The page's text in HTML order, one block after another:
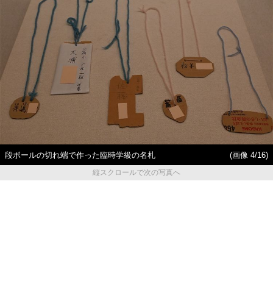
段ボールの切れ端で作った臨時学級の名札
(画像 4/16)
縦スクロールで次の写真へ